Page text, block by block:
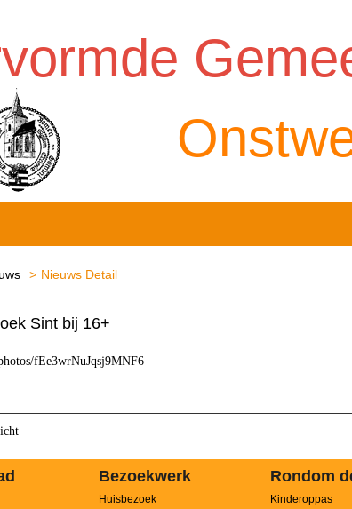
Nieuws Detail
Sint bij 16+
fEe3wrNuJqsj9MNF6
Bezoekwerk
Huisbezoek
Rondom
Kinderoppas